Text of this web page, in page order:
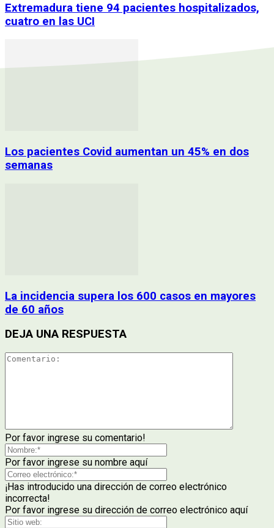
Extremadura tiene 94 pacientes hospitalizados,
cuatro en las UCI
Los pacientes Covid aumentan un 45% en dos
semanas
La incidencia supera los 600 casos en mayores
de 60 años
DEJA UNA RESPUESTA
Por favor ingrese su comentario!
Por favor ingrese su nombre aquí
¡Has introducido una dirección de correo electrónico
incorrecta!
Por favor ingrese su dirección de correo electrónico aquí